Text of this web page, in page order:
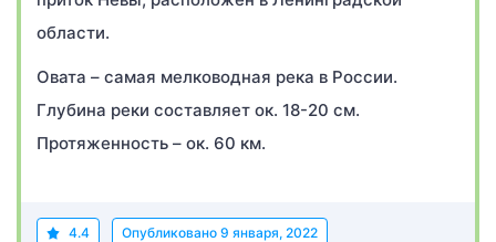
области.
Овата – самая мелководная река в России.
Глубина реки составляет ок. 18-20 см.
Протяженность – ок. 60 км.
4.4 Опубликовано 9 января, 2022